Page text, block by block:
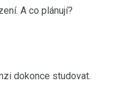
A co plánují?
dokonce studovat.